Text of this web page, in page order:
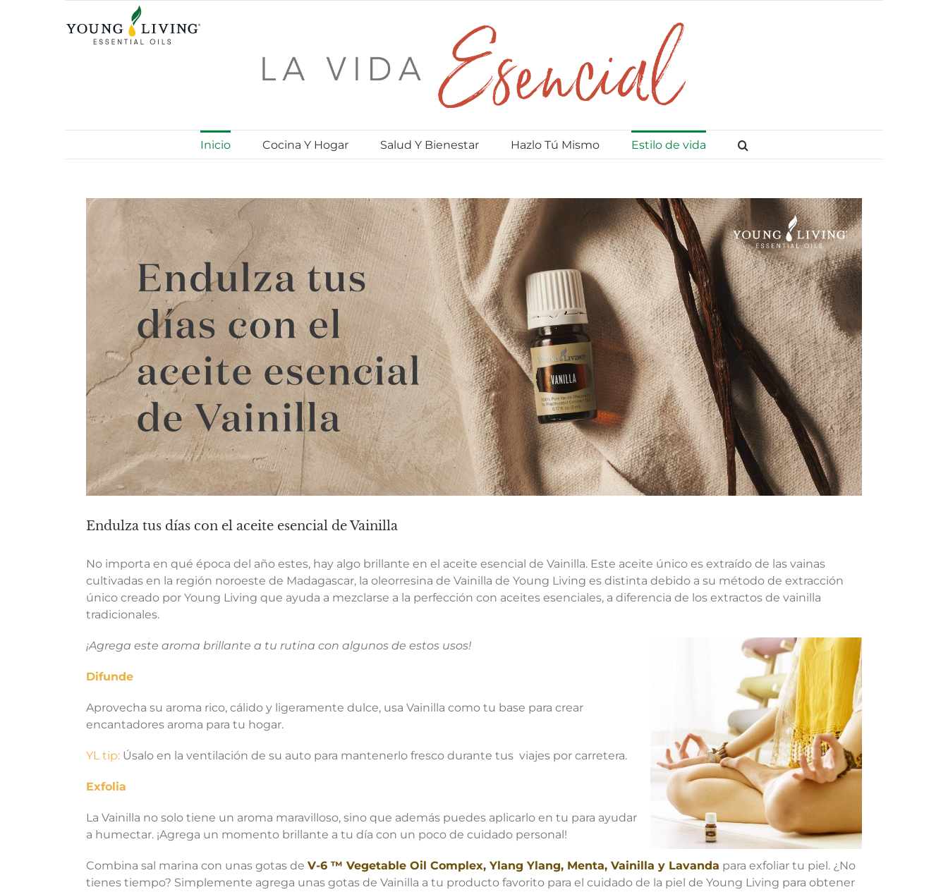
Inicio Cocina Y Hogar Salud Y Bienestar Hazlo Tú Mismo Estilo de vida
View
Endulza tus días con el aceite esencial de Vainilla
No importa en qué época del año estes, hay algo brillante en el aceite esencial de Vainilla. Este aceite único es extraído de las vainas
cultivadas en la región noroeste de Madagascar, la oleorresina de Vainilla de Young Living es distinta debido a su método de extracción
único creado por Young Living que ayuda a mezclarse a la perfección con aceites esenciales, a diferencia de los extractos de vainilla
tradicionales.
¡Agrega este aroma brillante a tu rutina con algunos de estos usos!
Difunde
Aprovecha su aroma rico, cálido y ligeramente dulce, usa Vainilla como tu base para crear
encantadores aroma para tu hogar.
YL tip: Úsalo en la ventilación de su auto para mantenerlo fresco durante tus viajes por carretera.
Exfolia
La Vainilla no solo tiene un aroma maravilloso, sino que además puedes aplicarlo en tu para ayudar
a humectar. ¡Agrega un momento brillante a tu día con un poco de cuidado personal!
Combina sal marina con unas gotas de V-6 ™ Vegetable Oil Complex, Ylang Ylang, Menta, Vainilla y Lavanda para exfoliar tu piel. ¿No
tienes tiempo? Simplemente agrega unas gotas de Vainilla a tu producto favorito para el cuidado de la piel de Young Living para obtener